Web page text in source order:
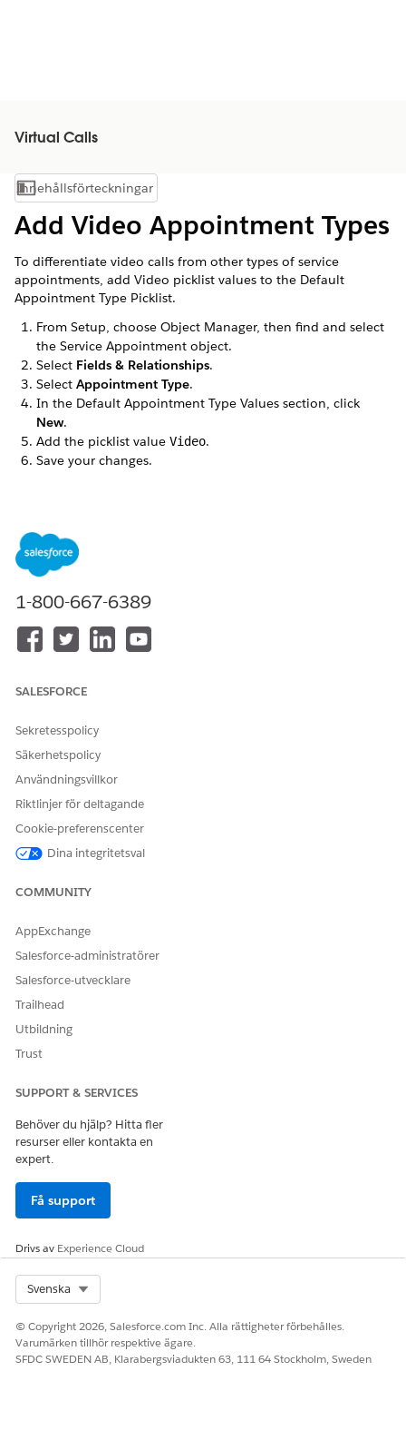
Virtual Calls
Visa innehållsförteckning
Innehållsförteckningar
Add Video Appointment Types
To differentiate video calls from other types of service
appointments, add Video picklist values to the Default
Appointment Type Picklist.
From Setup, choose Object Manager, then find and select
the Service Appointment object.
Select Fields & Relationships.
Select Appointment Type.
In the Default Appointment Type Values section, click
New.
Add the picklist value Video.
Save your changes.
1-800-667-6389
SALESFORCE
Sekretesspolicy
Säkerhetspolicy
Användningsvillkor
Riktlinjer för deltagande
Cookie-preferenscenter
Dina integritetsval
COMMUNITY
AppExchange
Salesforce-administratörer
Salesforce-utvecklare
Trailhead
Utbildning
Trust
SUPPORT & SERVICES
Behöver du hjälp? Hitta fler
resurser eller kontakta en
expert.
Få support
Drivs av Experience Cloud
Svenska
© Copyright 2026, Salesforce.com Inc. Alla rättigheter förbehålles.
Varumärken tillhör respektive ägare.
SFDC SWEDEN AB, Klarabergsviadukten 63, 111 64 Stockholm, Sweden